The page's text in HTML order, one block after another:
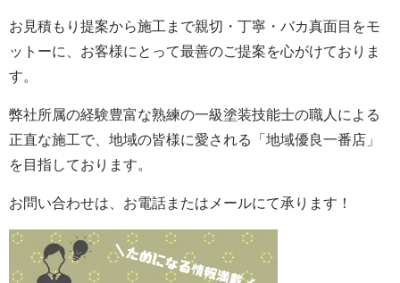
お見積もり提案から施工まで親切・丁寧・バカ真面目をモ
ットーに、お客様にとって最善のご提案を心がけておりま
す。
弊社所属の経験豊富な熟練の一級塗装技能士の職人による
正直な施工で、地域の皆様に愛される「地域優良一番店」
を目指しております。
お問い合わせは、お電話またはメールにて承ります！